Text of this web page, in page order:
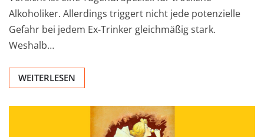
Alkoholiker. Allerdings triggert nicht jede potenzielle
Gefahr bei jedem Ex-Trinker gleichmäßig stark.
Weshalb…
WEITERLESEN